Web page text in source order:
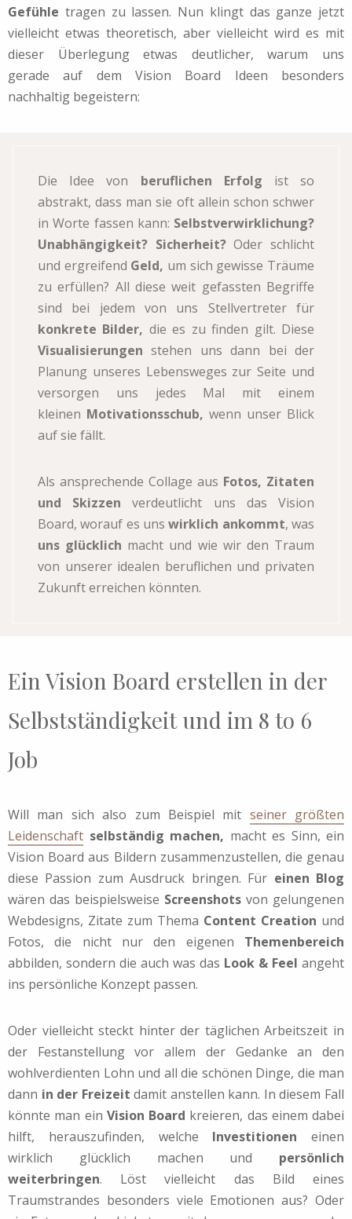
Gefühle tragen zu lassen. Nun klingt das ganze jetzt
vielleicht etwas theoretisch, aber vielleicht wird es mit
dieser Überlegung etwas deutlicher, warum uns
gerade
auf dem Vision Board Ideen besonders
nachhaltig begeistern:
Die Idee von beruflichen Erfolg ist so
abstrakt, dass man sie oft allein schon schwer
in Worte fassen kann: Selbstverwirklichung?
Unabhängigkeit? Sicherheit?Oder schlicht
und ergreifend Geld, um sich gewisse Träume
zu erfüllen? All diese weit gefassten Begriffe
sind bei jedem von uns Stellvertreter für
konkrete Bilder, die es zu finden gilt. Diese
Visualisierungen stehen uns dann bei der
Planung unseres Lebensweges zur Seite und
versorgen uns jedes Mal mit einem
kleinen Motivationsschub, wenn unser Blick
auf sie fällt.
Als ansprechende Collage aus Fotos, Zitaten
und Skizzen verdeutlicht uns das Vision
Board, worauf es uns wirklich ankommt, was
uns glücklich macht und wie wir den Traum
von unserer idealen beruflichen und privaten
Zukunft erreichen könnten.
Ein Vision Board erstellen in der
Selbstständigkeit und im 8 to 6
Job
Will man sich also zum Beispiel mit seiner größten
Leidenschaft selbständig machen, macht es Sinn, ein
Vision Board aus Bildern zusammenzustellen, die genau
diese Passion zum Ausdruck bringen. Für einen Blog
wären das beispielsweise Screenshots von gelungenen
Webdesigns, Zitate zum Thema Content Creation und
Fotos, die nicht nur den eigenen Themenbereich
abbilden, sondern die auch was das Look & Feel angeht
ins persönliche Konzept passen.
Oder vielleicht steckt hinter der täglichen Arbeitszeit in
der Festanstellung vor allem der Gedanke an den
wohlverdienten Lohn und all die schönen Dinge, die man
dann in der Freizeit damit anstellen kann. In diesem Fall
könnte man ein Vision Board kreieren, das einem dabei
hilft, herauszufinden, welche Investitionen einen
wirklich glücklich machen und persönlich
weiterbringen. Löst vielleicht das Bild eines
Traumstrandes besonders viele Emotionen aus? Oder